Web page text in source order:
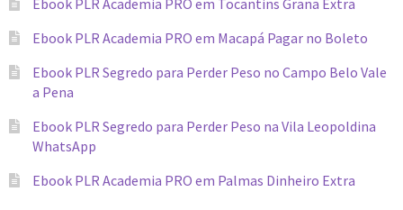
Ebook PLR Academia PRO em Tocantins Grana Extra
Ebook PLR Academia PRO em Macapá Pagar no Boleto
Ebook PLR Segredo para Perder Peso no Campo Belo Vale
a Pena
Ebook PLR Segredo para Perder Peso na Vila Leopoldina
WhatsApp
Ebook PLR Academia PRO em Palmas Dinheiro Extra